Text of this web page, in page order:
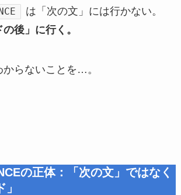
は「次の文」には行かない。
の後」に行く。
からないことを…。
の正体：「次の文」ではなく